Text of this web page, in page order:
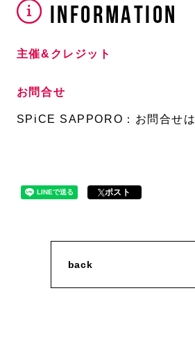
INFORMATION
主催&クレジット
お問合せ
SPiCE SAPPORO：お問合せは
ポスト
back